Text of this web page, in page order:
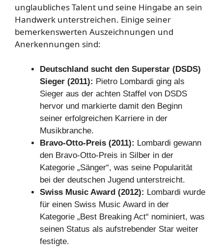
unglaubliches Talent und seine Hingabe an sein
Handwerk unterstreichen. Einige seiner
bemerkenswerten Auszeichnungen und
Anerkennungen sind:
Deutschland sucht den Superstar (DSDS)
Sieger (2011): Pietro Lombardi ging als
Sieger aus der achten Staffel von DSDS
hervor und markierte damit den Beginn
seiner erfolgreichen Karriere in der
Musikbranche.
Bravo-Otto-Preis (2011): Lombardi gewann
den Bravo-Otto-Preis in Silber in der
Kategorie „Sänger“, was seine Popularität
bei der deutschen Jugend unterstreicht.
Swiss Music Award (2012): Lombardi wurde
für einen Swiss Music Award in der
Kategorie „Best Breaking Act“ nominiert, was
seinen Status als aufstrebender Star weiter
festigte.